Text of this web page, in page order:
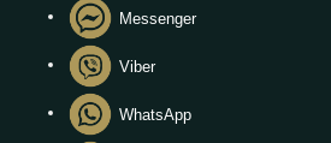
Messenger
Viber
WhatsApp